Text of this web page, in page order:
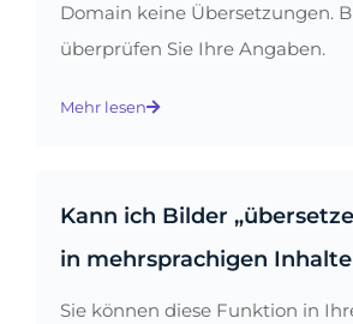
Domain keine Übersetzungen.
überprüfen Sie Ihre Angaben.
Mehr lesen
Kann ich Bilder
in mehrsprachigen
Sie können diese Funktion in